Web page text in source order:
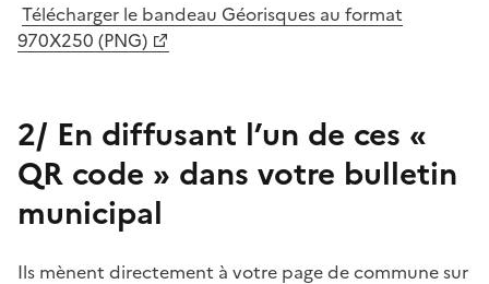
Télécharger le bandeau Géorisques au format
970X250 (PNG)
2/ En diffusant l’un de ces «
QR code » dans votre bulletin
municipal
Ils mènent directement à votre page de commune sur